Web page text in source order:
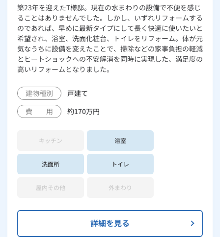
ガス栓の増設 プラスライン
ルームエアコン
スマイルーフ
エコキュート
プリゼロ
関西おでかけ納税
ハウスクリーニング
リビング・ダイニングリフォーム
外壁・屋根リフォーム
築23年を迎えたT様邸。現在の水まわりの設備で不便を感じ
ることはありませんでした。しかし、いずれリフォームする
のであれば、早めに最新タイプにして長く快適に使いたいと
希望され、浴室、洗面化粧台、トイレをリフォーム。体が元
気なうちに設備を変えたことで、掃除などの家事負担の軽減
とヒートショックへの不安解消を同時に実現した、満足度の
高いリフォームとなりました。
建物種別
戸建て
費 用
約170万円
キッチン 浴室
洗面所 トイレ
屋内その他 外まわり
詳細を見る